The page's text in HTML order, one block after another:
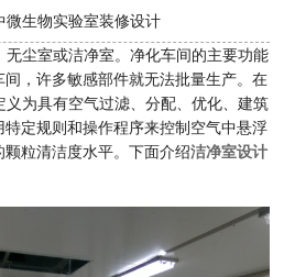
微生物实验室装修设计
尘室或洁净室。净化车间的主要功能
，许多敏感部件就无法批量生产。在
义为具有空气过滤、分配、优化、建筑
定规则和操作程序来控制空气中悬浮
粒清洁度水平。下面介绍洁净室设计